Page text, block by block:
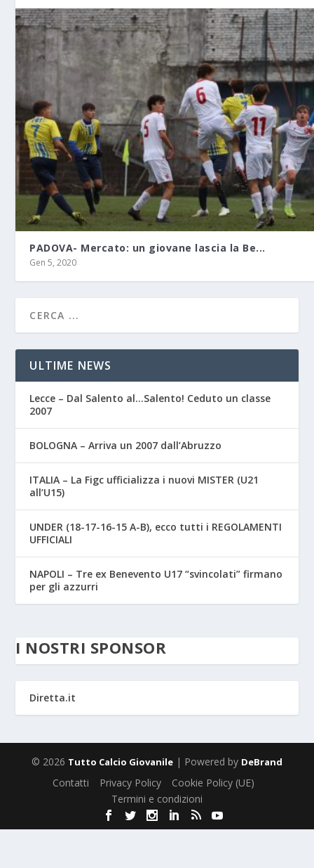
PADOVA- Mercato: un giovane lascia la Be...
Gen 5, 2020
ULTIME NEWS
Lecce – Dal Salento al…Salento! Ceduto un classe
2007
BOLOGNA – Arriva un 2007 dall’Abruzzo
ITALIA – La Figc ufficializza i nuovi MISTER (U21
all’U15)
UNDER (18-17-16-15 A-B), ecco tutti i REGOLAMENTI
UFFICIALI
NAPOLI – Tre ex Benevento U17 “svincolati” firmano
per gli azzurri
I NOSTRI SPONSOR
Diretta.it
© 2026 Tutto Calcio Giovanile | Powered by DeBrand
Contatti Privacy Policy
Cookie Policy (UE)
Termini e condizioni